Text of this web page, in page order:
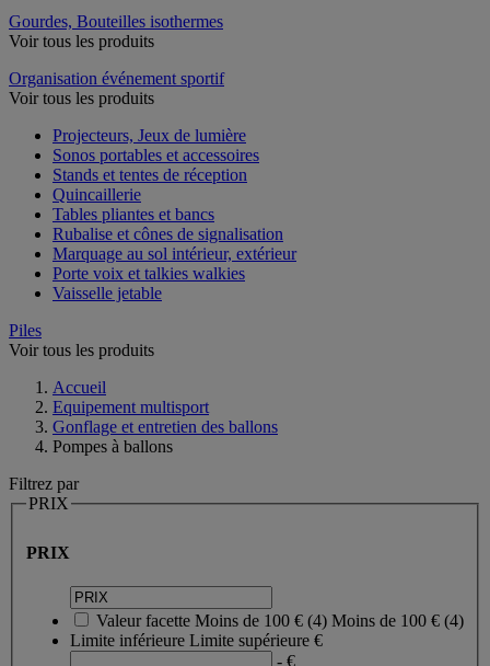
Gourdes, Bouteilles isothermes
Voir tous les produits
Organisation événement sportif
Voir tous les produits
Projecteurs, Jeux de lumière
Sonos portables et accessoires
Stands et tentes de réception
Quincaillerie
Tables pliantes et bancs
Rubalise et cônes de signalisation
Marquage au sol intérieur, extérieur
Porte voix et talkies walkies
Vaisselle jetable
Piles
Voir tous les produits
Accueil
Equipement multisport
Gonflage et entretien des ballons
Pompes à ballons
Filtrez par
PRIX
PRIX
Valeur facette Moins de 100 € (4) Moins de 100 € (4)
Limite inférieure Limite supérieure €
- €